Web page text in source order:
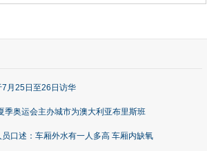
月25日至26日访华
季奥运会主办城市为澳大利亚布里斯班
口述：车厢外水有一人多高 车厢内缺氧